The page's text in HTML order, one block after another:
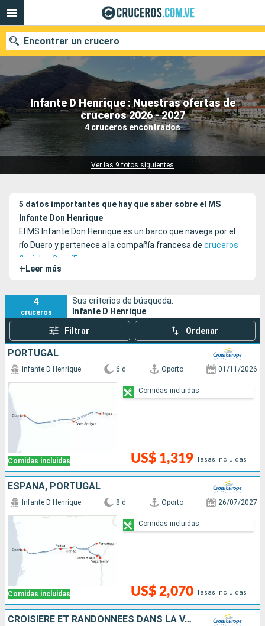
Infante D Henrique : Nuestras ofertas de
cruceros 2026 - 2027
4 cruceros encontrados
Ver las 9 fotos siguientes
Encontrar un crucero
Nuestros destinos
Fecha de salida
5 datos importantes que hay que saber sobre el MS
Infante Don Henrique
El MS Infante Don Henrique es un barco que navega por el
río Duero y pertenece a la compañía francesa de cruceros
fluviales CroisiEurope
+ Leer más
4
cruceros
Sus criterios de búsqueda:
Infante D Henrique
Filtrar Ordenar
PORTUGAL
Comidas incluidas
Infante D Henrique 6 d Oporto 01/11/2026
US$ 1,319 Tasas incluidas
Comidas incluidas
ESPAÑA, PORTUGAL
Comidas incluidas
Infante D Henrique 8 d Oporto 26/07/2027
US$ 2,070 Tasas incluidas
Comidas incluidas
CROISIÈRE ET RANDONNÉES DANS LA VALLÉE DU DOURO, UNE NATURE PRÉSERVÉE